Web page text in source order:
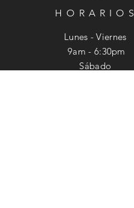
HORARIOS
Lunes - Viernes
9am - 6:30pm
​​Sábado